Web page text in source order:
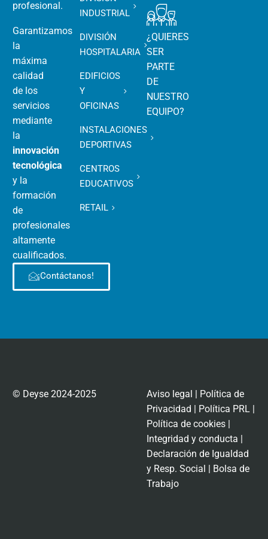
profesional.
Garantizamos
la
máxima
calidad
de los
servicios
mediante
la
innovación
tecnológica
y la
formación
de
profesionales
altamente
cualificados.
¡Contáctanos!
INDUSTRIAL
DIVISIÓN
HOSPITALARIA
EDIFICIOS
Y
OFICINAS
INSTALACIONES
DEPORTIVAS
CENTROS
EDUCATIVOS
RETAIL
¿QUIERES
SER
PARTE
DE
NUESTRO
EQUIPO?
© Deyse 2024-2025 Aviso legal
Política de
Privacidad
Política PRL
Política de cookies
Integridad y conducta
Declaración de Igualdad
y Resp. Social
Bolsa de
Trabajo